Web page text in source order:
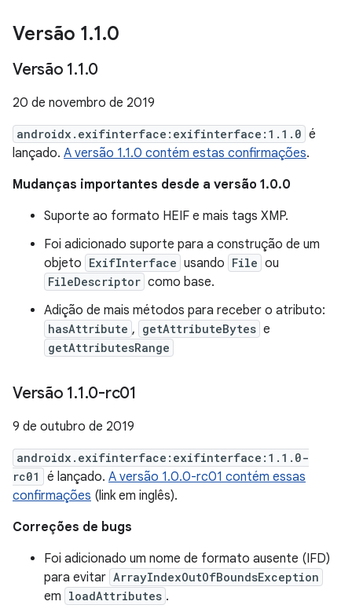
Versão 1.1.0
Versão 1.1.0
20 de novembro de 2019
androidx.exifinterface:exifinterface:1.1.0 é
lançado. A versão 1.1.0 contém estas confirmações.
Mudanças importantes desde a versão 1.0.0
Suporte ao formato HEIF e mais tags XMP.
Foi adicionado suporte para a construção de um
objeto ExifInterface usando File ou
FileDescriptor como base.
Adição de mais métodos para receber o atributo:
hasAttribute , getAttributeBytes e
getAttributesRange
Versão 1.1.0-rc01
9 de outubro de 2019
androidx.exifinterface:exifinterface:1.1.0-
rc01
é lançado. A versão 1.0.0-rc01 contém essas
confirmações (link em inglês).
Correções de bugs
Foi adicionado um nome de formato ausente (IFD)
para evitar ArrayIndexOutOfBoundsException
em loadAttributes .